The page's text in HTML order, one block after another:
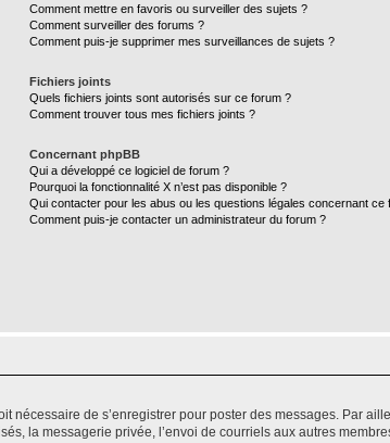
Comment mettre en favoris ou surveiller des sujets ?
Comment surveiller des forums ?
Comment puis-je supprimer mes surveillances de sujets ?
Fichiers joints
Quels fichiers joints sont autorisés sur ce forum ?
Comment trouver tous mes fichiers joints ?
Concernant phpBB
Qui a développé ce logiciel de forum ?
Pourquoi la fonctionnalité X n’est pas disponible ?
Qui contacter pour les abus ou les questions légales concernant ce
Comment puis-je contacter un administrateur du forum ?
de s’enregistrer pour poster des messages. Par
la messagerie privée, l’envoi de courriels aux autres